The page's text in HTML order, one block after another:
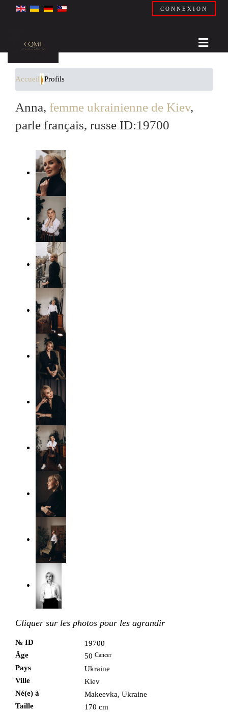
CONNEXION
Accueil Profils
Anna, femme ukrainienne de Kiev,
parle français, russe ID:19700
Cliquer sur les photos pour les agrandir
№ ID
19700
Âge
50 Cancer
Pays
Ukraine
Ville
Kiev
Né(e) à
Makeevka, Ukraine
Taille
170 cm